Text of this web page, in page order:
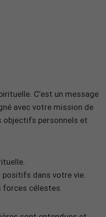
C’est un message
avec votre mission de
objectifs personnels et
positifs dans votre vie.
forces célestes.